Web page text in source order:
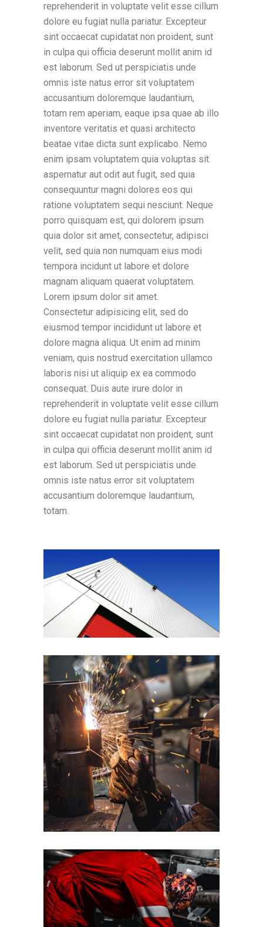
reprehenderit in voluptate velit esse cillum
dolore eu fugiat nulla pariatur. Excepteur
sint occaecat cupidatat non proident, sunt
in culpa qui officia deserunt mollit anim id
est laborum. Sed ut perspiciatis unde
omnis iste natus error sit voluptatem
accusantium doloremque laudantium,
totam rem aperiam, eaque ipsa quae ab illo
inventore veritatis et quasi architecto
beatae vitae dicta sunt explicabo. Nemo
enim ipsam voluptatem quia voluptas sit
aspernatur aut odit aut fugit, sed quia
consequuntur magni dolores eos qui
ratione voluptatem sequi nesciunt. Neque
porro quisquam est, qui dolorem ipsum
quia dolor sit amet, consectetur, adipisci
velit, sed quia non numquam eius modi
tempora incidunt ut labore et dolore
magnam aliquam quaerat voluptatem.
Lorem ipsum dolor sit amet.
Consectetur adipisicing elit, sed do
eiusmod tempor incididunt ut labore et
dolore magna aliqua. Ut enim ad minim
veniam, quis nostrud exercitation ullamco
laboris nisi ut aliquip ex ea commodo
consequat. Duis aute irure dolor in
reprehenderit in voluptate velit esse cillum
dolore eu fugiat nulla pariatur. Excepteur
sint occaecat cupidatat non proident, sunt
in culpa qui officia deserunt mollit anim id
est laborum. Sed ut perspiciatis unde
omnis iste natus error sit voluptatem
accusantium doloremque laudantium,
totam.